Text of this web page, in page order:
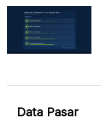
Data Pasar